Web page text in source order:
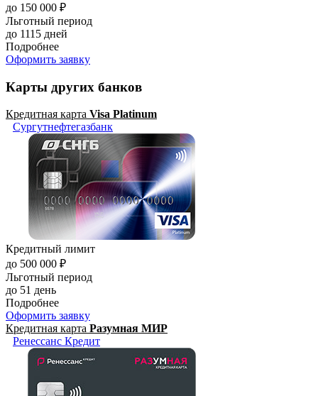
до 150 000 ₽
Льготный период
до 1115 дней
Подробнее
Оформить заявку
Карты других банков
Кредитная карта Visa Platinum
Сургутнефтегазбанк
Кредитный лимит
до 500 000 ₽
Льготный период
до 51 день
Подробнее
Оформить заявку
Кредитная карта Разумная МИР
Ренессанс Кредит